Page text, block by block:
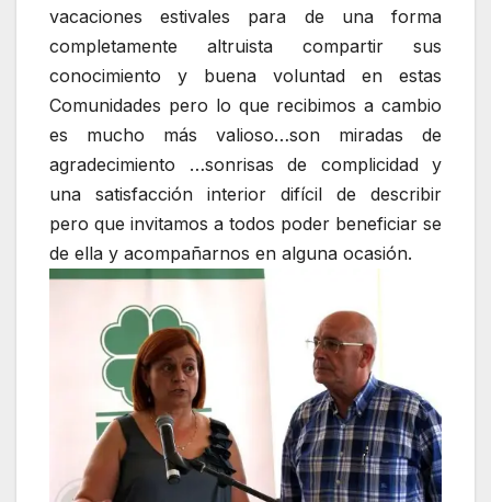
vacaciones estivales para de una forma
completamente altruista compartir sus
conocimiento y buena voluntad en estas
Comunidades pero lo que recibimos a cambio
es mucho más valioso…son miradas de
agradecimiento …sonrisas de complicidad y
una satisfacción interior difícil de describir
pero que invitamos a todos poder beneficiar se
de ella y acompañarnos en alguna ocasión.